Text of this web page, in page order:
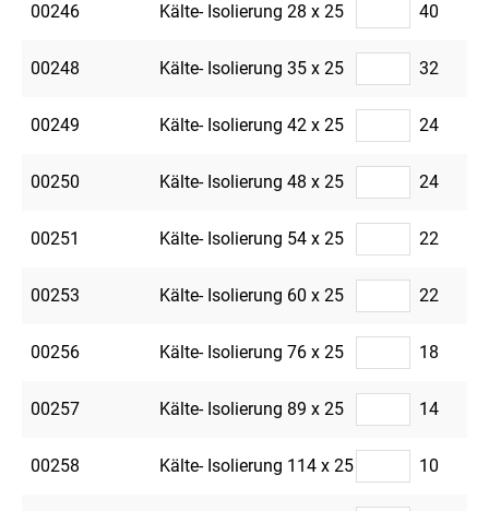
00246 Kälte- Isolierung 28 x 25 40
00248 Kälte- Isolierung 35 x 25 32
00249 Kälte- Isolierung 42 x 25 24
00250 Kälte- Isolierung 48 x 25 24
00251 Kälte- Isolierung 54 x 25 22
00253 Kälte- Isolierung 60 x 25 22
00256 Kälte- Isolierung 76 x 25 18
00257 Kälte- Isolierung 89 x 25 14
00258 Kälte- Isolierung 114 x 25 10